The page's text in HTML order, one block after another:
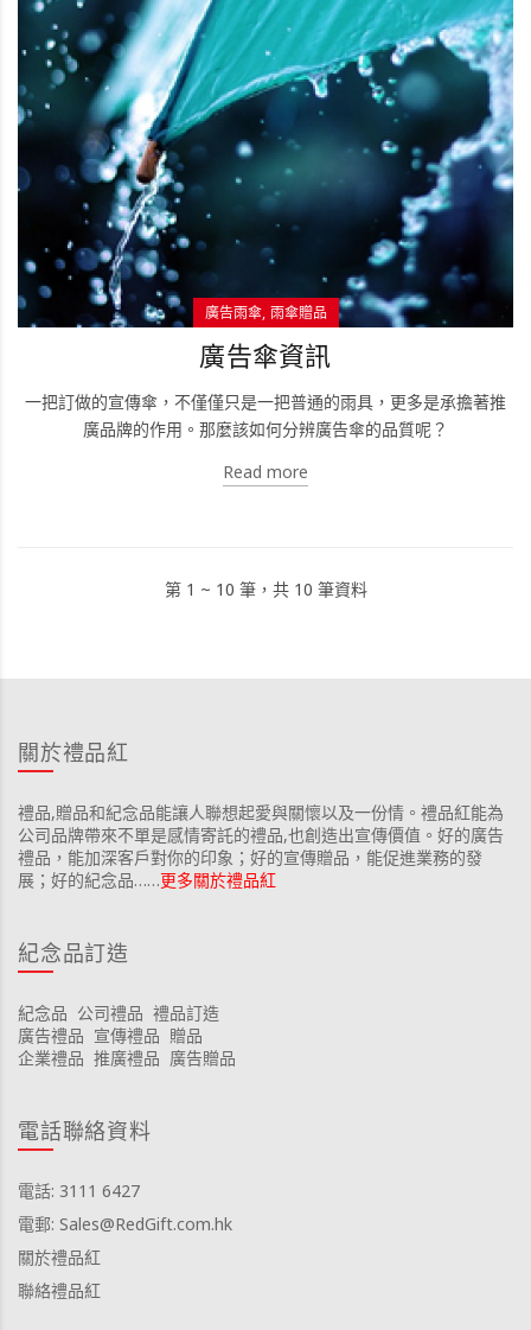
廣告雨傘 雨傘贈品
廣告傘資訊
一把訂做的宣傳傘，不僅僅只是一把普通的雨具，更多是承擔著推
廣品牌的作用。那麼該如何分辨廣告傘的品質呢？
Read more
第 1 ~ 10 筆，共 10 筆資料
關於禮品紅
禮品,贈品和紀念品能讓人聯想起愛與關懷以及一份情。禮品紅能為
公司品牌帶來不單是感情寄託的禮品,也創造出宣傳價值。好的廣告
禮品，能加深客戶對你的印象；好的宣傳贈品，能促進業務的發
展；好的紀念品……更多關於禮品紅
紀念品訂造
紀念品 公司禮品 禮品訂造
廣告禮品 宣傳禮品 贈品
企業禮品 推廣禮品 廣告贈品
電話聯絡資料
電話: 3111 6427
電郵: Sales@RedGift.com.hk
關於禮品紅
聯絡禮品紅